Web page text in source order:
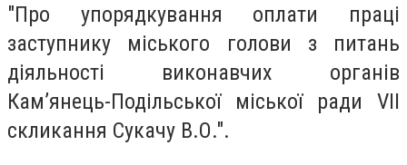
"Про упорядкування оплати праці
заступнику міського голови з питань
діяльності виконавчих органів
Кам’янець-Подільської міської ради VIІ
скликання Сукачу В.О.".